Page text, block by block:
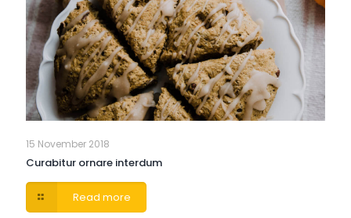
15 November 2018
Curabitur ornare interdum
Read more